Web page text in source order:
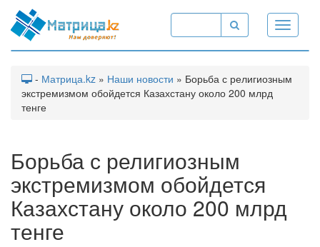
Toggle
- Матрица.kz » Наши новости » Борьба с религиозным
экстремизмом обойдется Казахстану около 200 млрд
тенге
Борьба с религиозным
экстремизмом обойдется
Казахстану около 200 млрд
тенге